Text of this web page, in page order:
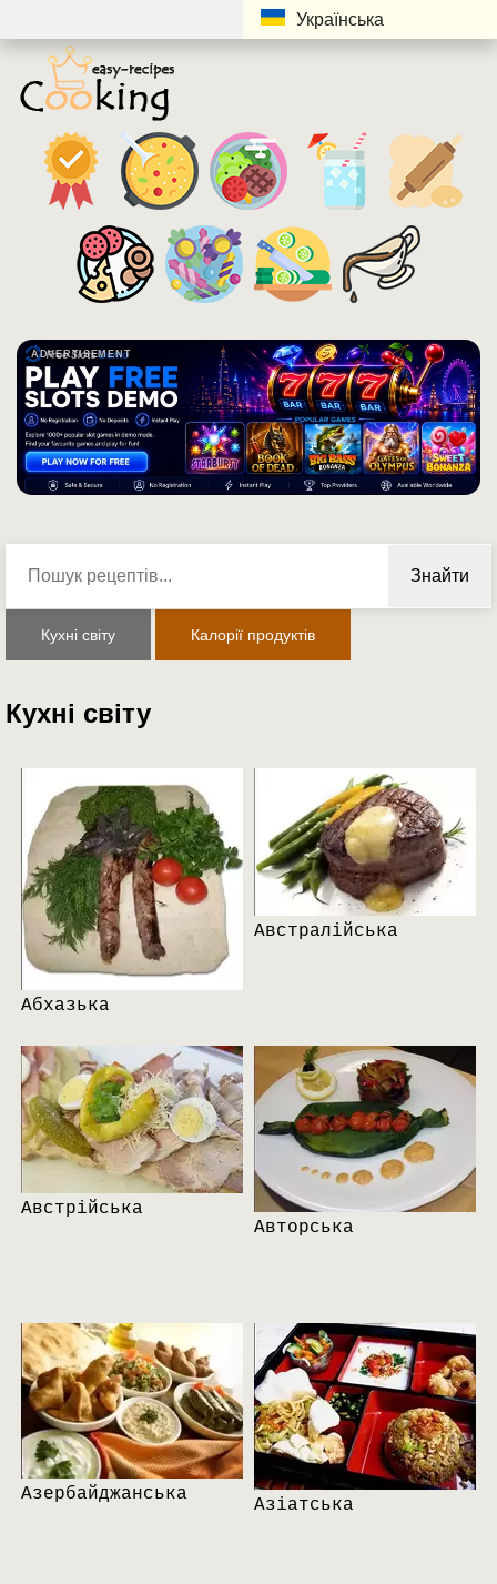
Українська
ADVERTISEMENT
Знайти
Кухні світу Калорії продуктів
Кухні світу
Абхазька
Австралійська
Австрійська
Авторська
Азербайджанська
Азіатська